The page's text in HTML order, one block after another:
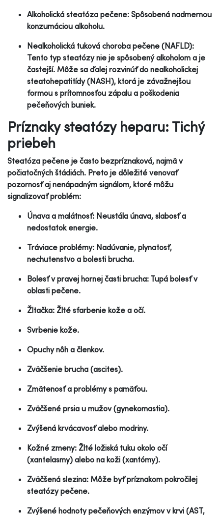
Alkoholická steatóza pečene: Spôsobená nadmernou
konzumáciou alkoholu.
Nealkoholická tuková choroba pečene (NAFLD):
Tento typ steatózy nie je spôsobený alkoholom a je
častejší. Môže sa ďalej rozvinúť do nealkoholickej
steatohepatitídy (NASH), ktorá je závažnejšou
formou s prítomnosťou zápalu a poškodenia
pečeňových buniek.
Príznaky steatózy heparu: Tichý
priebeh
Steatóza pečene je často bezpríznaková, najmä v
počiatočných štádiách. Preto je dôležité venovať
pozornosť aj nenápadným signálom, ktoré môžu
signalizovať problém:
Únava a malátnosť: Neustála únava, slabosť a
nedostatok energie.
Tráviace problémy: Nadúvanie, plynatosť,
nechutenstvo a bolesti brucha.
Bolesť v pravej hornej časti brucha: Tupá bolesť v
oblasti pečene.
Žltačka: Žlté sfarbenie kože a očí.
Svrbenie kože.
Opuchy nôh a členkov.
Zväčšenie brucha (ascites).
Zmätenosť a problémy s pamäťou.
Zväčšené prsia u mužov (gynekomastia).
Zvýšená krvácavosť alebo modriny.
Kožné zmeny: Žlté ložiská tuku okolo očí
(xantelasmy) alebo na koži (xantómy).
Zväčšená slezina: Môže byť príznakom pokročilej
steatózy pečene.
Zvýšené hodnoty pečeňových enzýmov v krvi (AST,